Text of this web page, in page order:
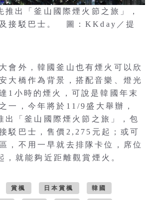
出「釜山國際煙火節之旅」，
接駁巴士。 圖：KKday／提
會外，韓國釜山也有煙火可以欣
大橋作為背景，搭配音樂、燈光
1小時的煙火，可說是韓國年末
一，今年將於11/9盛大舉辦，
「釜山國際煙火節之旅」，包
駁巴士，售價2,275元起；或可
，不用一早就去排隊卡位，席位
，就能夠近距離觀賞煙火。
賞楓 日本賞楓 韓國